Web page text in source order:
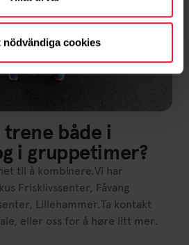
nödvändiga cookies
både i
i gruppetimer?
til å kombinere.Vi har
Frisklivssenter, Fåvang
Lillehammer.Ta kontakt
eller oss for å høre litt mer.